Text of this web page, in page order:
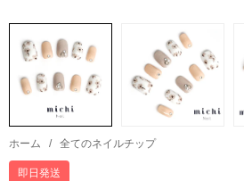
ホーム / 全てのネイルチップ
即日発送